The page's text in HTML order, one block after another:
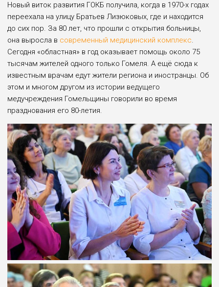
Новый виток развития ГОКБ получила, когда в 1970-х годах
переехала на улицу Братьев Лизюковых, где и находится
до сих пор. За 80 лет, что прошли с открытия больницы,
она выросла в современный медицинский комплекс.
Сегодня «областная» в год оказывает помощь около 75
тысячам жителей одного только Гомеля. А ещё сюда к
известным врачам едут жители региона и иностранцы. Об
этом и многом другом из истории ведущего
медучреждения Гомельщины говорили во время
празднования его 80-летия.